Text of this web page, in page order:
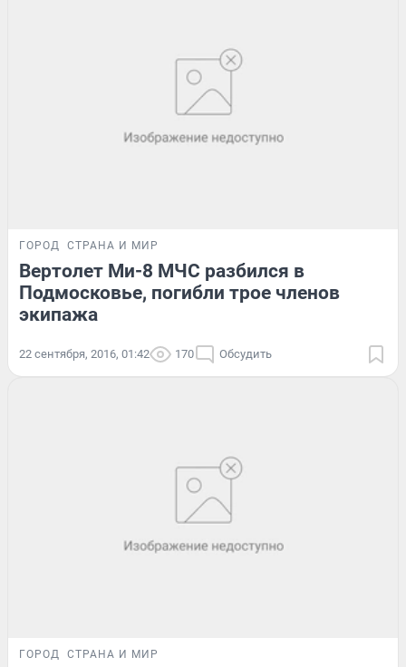
ГОРОД СТРАНА И МИР
Вертолет Ми-8 МЧС разбился в
Подмосковье, погибли трое членов
экипажа
22 сентября, 2016, 01:42 170 Обсудить
ГОРОД СТРАНА И МИР